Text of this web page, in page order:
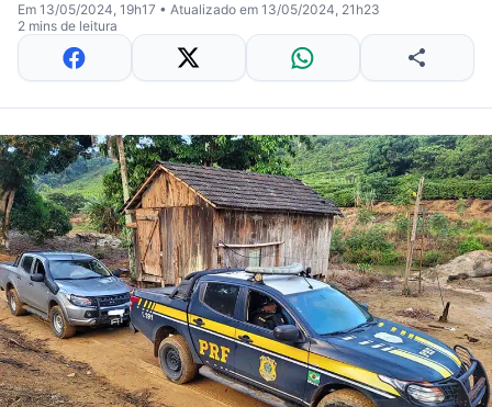
Em 13/05/2024, 19h17 • Atualizado em 13/05/2024, 21h23
2 mins de leitura